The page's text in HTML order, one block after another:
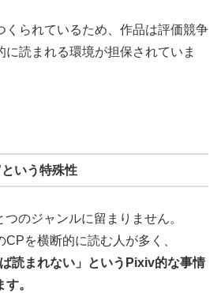
られているため、作品は評価競争
に読まれる環境が担保されていま
いう特殊性
のジャンルに留まりません。
を横断的に読む人が多く、
読まれない」というPixiv的な事情
。